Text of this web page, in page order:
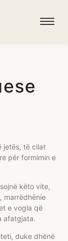
jetës, të cilat
për formimin e
këto vite,
marrëdhënie
e vogla që
afatgjata.
duke dhënë